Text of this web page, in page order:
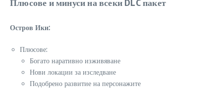
Остров Ики:
Плюсове:
Богато наративно изживяване
Нови локации за изследване
Подобрено развитие на персонажите